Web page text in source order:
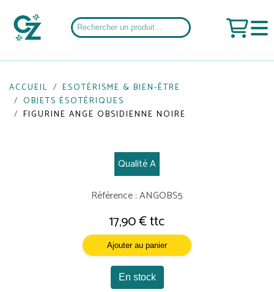
ACCUEIL
ESOTÉRISME & BIEN-ÊTRE
OBJETS ÉSOTÉRIQUES
FIGURINE ANGE OBSIDIENNE NOIRE
Qualité A
Référence : ANGOBS5
17,90 € ttc
Ajouter au panier
En stock